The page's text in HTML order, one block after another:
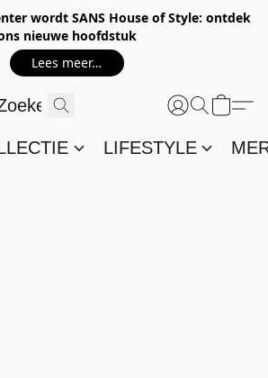
wordt SANS House of Style: ontdek
nieuwe hoofdstuk
Lees meer…
LIFESTYLE